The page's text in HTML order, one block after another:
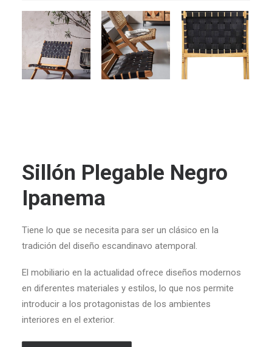
Sillón Plegable Negro
Ipanema
Tiene lo que se necesita para ser un clásico en la
tradición del diseño escandinavo atemporal.
El mobiliario en la actualidad ofrece diseños modernos
en diferentes materiales y estilos, lo que nos permite
introducir a los protagonistas de los ambientes
interiores en el exterior.